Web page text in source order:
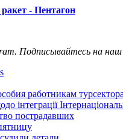
- Пентагон
Подписывайтесь на наш
работникам
інтеграції
пострадавших